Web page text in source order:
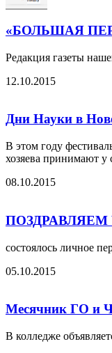
«БОЛЬШАЯ
Редакция газеты
12.10.2015
Дни Науки в
В этом году
хозяева принимают у
08.10.2015
состоялось личное
05.10.2015
Месячник ГО и
В колледже